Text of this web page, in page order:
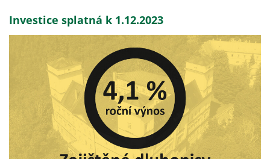
Investice splatná k 1.12.2023